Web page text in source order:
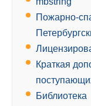
Пожарно-
Краткая
Библиотека